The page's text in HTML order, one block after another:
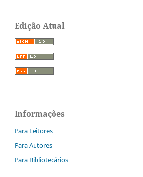
Edição Atual
Informações
Para Leitores
Para Autores
Para Bibliotecários